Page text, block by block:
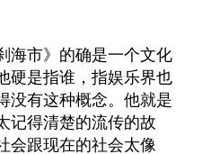
海市》的确是一个文化
硬是指谁，指娱乐界也
没有这种概念。他就是
记得清楚的流传的故
会跟现在的社会太像